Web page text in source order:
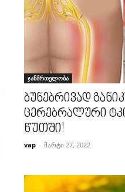
ჯანმრთელობა
ბუნებრივად
ცერებრალური
წუთში!
vap - მარტი 27, 2022